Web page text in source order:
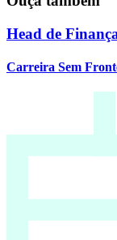
Head de
Carreira Sem